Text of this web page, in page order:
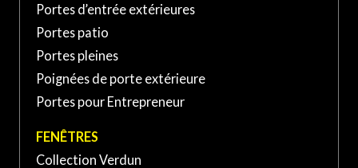
370 Rue Laberge, Saint-Jean-
sur-Richelieu, QC J3A 1S2,
Canada
Portes d’entrée extérieures
Portes patio
Portes pleines
Poignées de porte extérieure
Portes pour Entrepreneur
FENÊTRES
Collection Verdun